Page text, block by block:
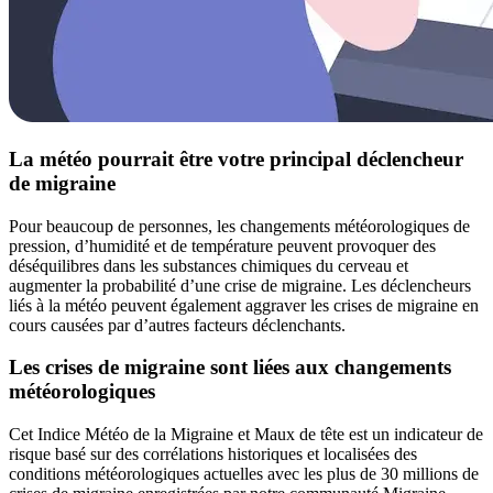
La météo pourrait être votre principal déclencheur
de migraine
Pour beaucoup de personnes, les changements météorologiques de
pression, d’humidité et de température peuvent provoquer des
déséquilibres dans les substances chimiques du cerveau et
augmenter la probabilité d’une crise de migraine. Les déclencheurs
liés à la météo peuvent également aggraver les crises de migraine en
cours causées par d’autres facteurs déclenchants.
Les crises de migraine sont liées aux changements
météorologiques
Cet Indice Météo de la Migraine et Maux de tête est un indicateur de
risque basé sur des corrélations historiques et localisées des
conditions météorologiques actuelles avec les plus de 30 millions de